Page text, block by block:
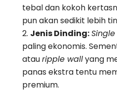
tebal dan kokoh
pun akan sedikit lebih
Jenis Dinding:
paling ekonomis.
atauripple wallyang
panas ekstra tentu
premium.